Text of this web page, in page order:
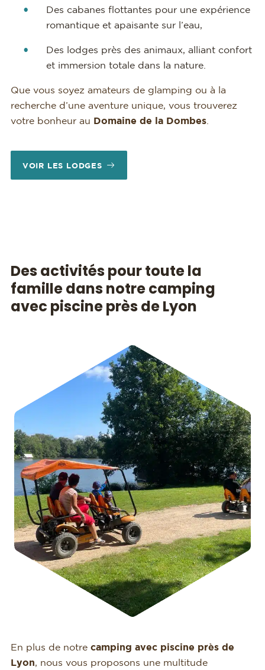
Des cabanes flottantes pour une expérience
romantique et apaisante sur l’eau,
Des lodges près des animaux, alliant confort
et immersion totale dans la nature.
Que vous soyez amateurs de glamping ou à la
recherche d’une aventure unique, vous trouverez
votre bonheur au Domaine de la Dombes.
VOIR LES LODGES
Des activités pour toute la
famille dans notre camping
avec piscine près de Lyon
En plus de notre camping avec piscine près de
Lyon, nous vous proposons une multitude